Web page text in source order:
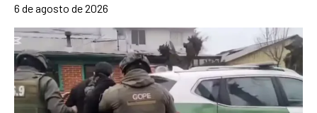
6 de agosto de 2026